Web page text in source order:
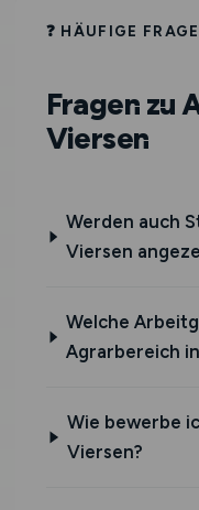
❓ HÄUFIGE
Fragen zu
Viersen
Werden auch
Viersen
Welche
Agrarbereich
Wie bewerbe
Viersen?